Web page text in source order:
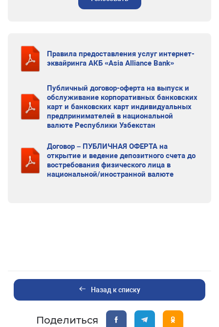
Правила предоставления услуг интернет-
эквайринга АКБ «Asia Alliance Bank»
Публичный договор-оферта на выпуск и
обслуживание корпоративных банковских
карт и банковских карт индивидуальных
предпринимателей в национальной
валюте Республики Узбекстан
Договор – ПУБЛИЧНАЯ ОФЕРТА на
открытие и ведение депозитного счета до
востребования физического лица в
национальной/иностранной валюте
Назад к списку
Поделиться